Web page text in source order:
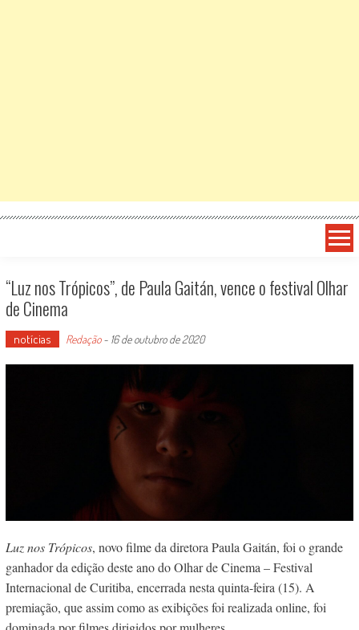
“Luz nos Trópicos”, de Paula Gaitán, vence o festival Olhar
de Cinema
notícias Redação- 16 de outubro de 2020
Luz nos Trópicos, novo filme da diretora Paula Gaitán, foi o grande
ganhador da edição deste ano do Olhar de Cinema – Festival
Internacional de Curitiba, encerrada nesta quinta-feira (15). A
premiação, que assim como as exibições foi realizada online, foi